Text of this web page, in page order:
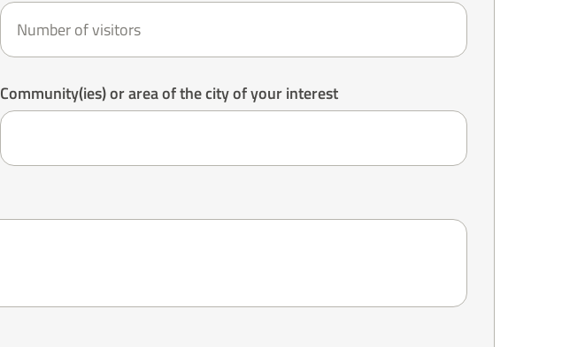
Community(ies) or area of the city of your interest